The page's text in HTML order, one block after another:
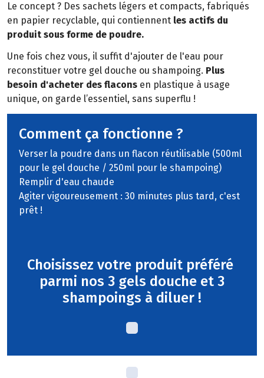
Le concept ? Des sachets légers et compacts, fabriqués
en papier recyclable, qui contiennent les actifs du
produit sous forme de poudre.
Une fois chez vous, il suffit d'ajouter de l'eau pour
reconstituer votre gel douche ou shampoing. Plus
besoin d'acheter des flacons en plastique à usage
unique, on garde l’essentiel, sans superflu !
Comment ça fonctionne ?
Verser la poudre dans un flacon réutilisable (500ml
pour le gel douche / 250ml pour le shampoing)
Remplir d'eau chaude
Agiter vigoureusement : 30 minutes plus tard, c'est
prêt !
Choisissez votre produit préféré
parmi nos 3 gels douche et 3
shampoings à diluer !